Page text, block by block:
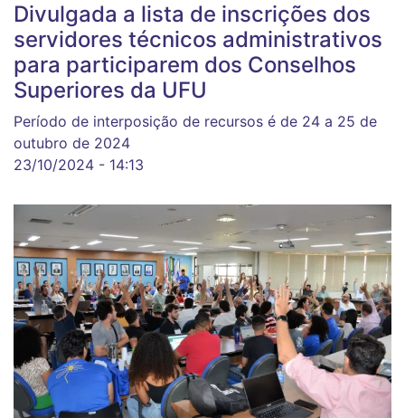
Divulgada a lista de inscrições dos
servidores técnicos administrativos
para participarem dos Conselhos
Superiores da UFU
Período de interposição de recursos é de 24 a 25 de
outubro de 2024
23/10/2024 - 14:13